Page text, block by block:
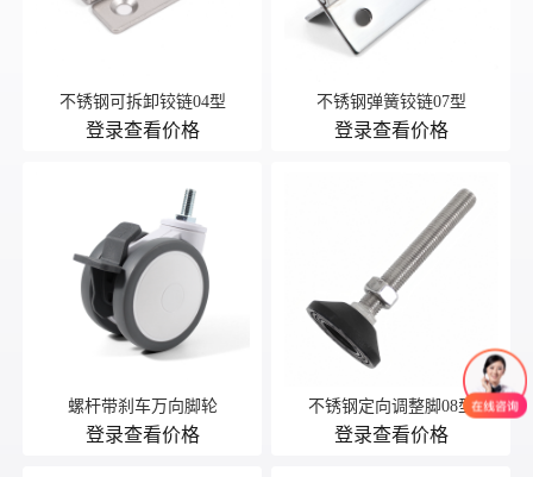
不锈钢可拆卸铰链04型
登录查看价格
不锈钢弹簧铰链07型
登录查看价格
螺杆带刹车万向脚轮
登录查看价格
不锈钢定向调整脚08型
登录查看价格